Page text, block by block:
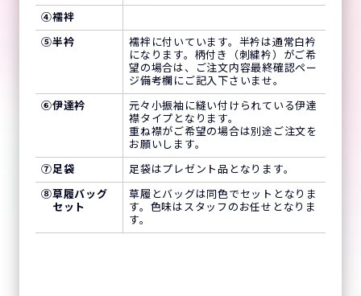
④襦袢
⑤半衿
襦袢に付いています。半衿は通常白衿
になります。柄付き（刺繍衿）がご希
望の場合は、ご注文内容最終確認ペー
ジ備考欄にご記入下さいませ。
⑥伊達衿
元々小振袖に縫い付けられている伊達
襟タイプとなります。
重ね襟がご希望の場合は別途ご注文を
お願いします。
⑦足袋 足袋はプレゼント品となります。
⑧草履バッグ
セット
草履とバッグは同色でセットとなりま
す。色味はスタッフのお任せとなりま
す。